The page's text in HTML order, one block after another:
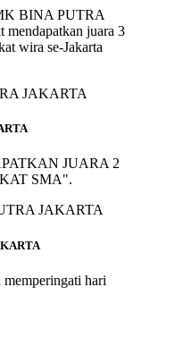
BINA PUTRA
juara 3
wira se-Jakarta
JUARA 2
SMA".
memperingati hari